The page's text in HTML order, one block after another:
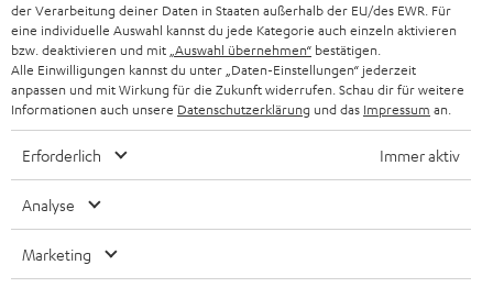
BLUETOOTH-KOPFHÖRER
STEREOANLAGEN
LAUTSPRECHER
ULTIMA-SERIE
IN-EAR-KOPFHÖRER
FANSHOP
NEWSLETTER
STORES
DEINE VORTEILE BEI TEUFEL
UNSER MANAGEMENT
NACHHALTIGKEIT
BELGIEN
FRANKREICH
POLEN
SPANIEN
ITALIEN
der Verarbeitung deiner Daten in Staaten außerhalb der EU/des EWR. Für
eine individuelle Auswahl kannst du jede Kategorie auch einzeln aktivieren
bzw. deaktivieren und mit „Auswahl übernehmen“ bestätigen.
Alle Einwilligungen kannst du unter „Daten-Einstellungen“ jederzeit
anpassen und mit Wirkung für die Zukunft widerrufen. Schau dir für weitere
Informationen auch unsere Datenschutzerklärung und das Impressum an.
Erforderlich Immer aktiv
Analyse
Marketing